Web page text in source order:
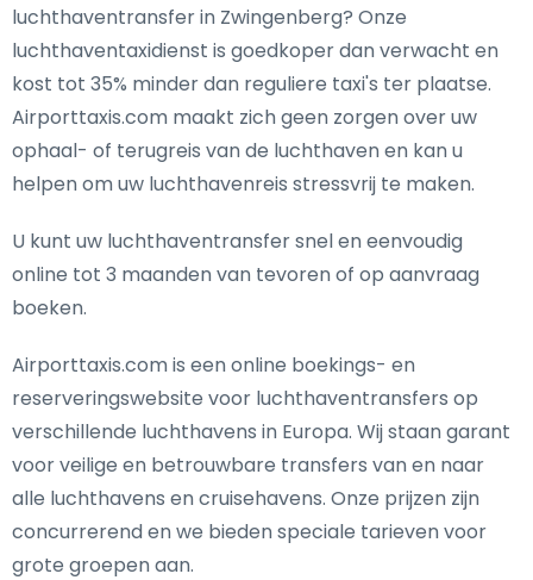
luchthaventransfer in Zwingenberg? Onze
luchthaventaxidienst is goedkoper dan verwacht en
kost tot 35% minder dan reguliere taxi's ter plaatse.
Airporttaxis.com maakt zich geen zorgen over uw
ophaal- of terugreis van de luchthaven en kan u
helpen om uw luchthavenreis stressvrij te maken.
U kunt uw luchthaventransfer snel en eenvoudig
online tot 3 maanden van tevoren of op aanvraag
boeken.
Airporttaxis.com is een online boekings- en
reserveringswebsite voor luchthaventransfers op
verschillende luchthavens in Europa. Wij staan garant
voor veilige en betrouwbare transfers van en naar
alle luchthavens en cruisehavens. Onze prijzen zijn
concurrerend en we bieden speciale tarieven voor
grote groepen aan.